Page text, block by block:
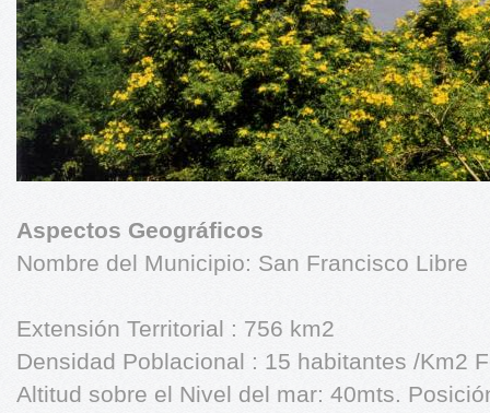
Aspectos Geográficos
Nombre del Municipio: San Francisco Libre
Extensión Territorial : 756 km2
Densidad Poblacional : 15 habitantes /Km2
Altitud sobre el Nivel del mar: 40mts.